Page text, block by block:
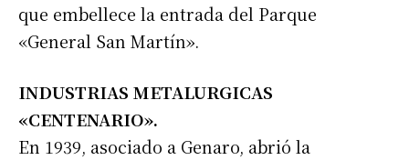
que embellece la entrada del Parque
«General San Martín».
INDUSTRIAS METALURGICAS
«CENTENARIO».
En 1939, asociado a Genaro, abrió la